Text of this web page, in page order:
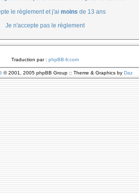
le règlement et j'ai moins de 13 ans
Je n'accepte pas le règlement
Traduction par : phpBB-fr.com
© 2001, 2005 phpBB Group :: Theme & Graphics by Daz